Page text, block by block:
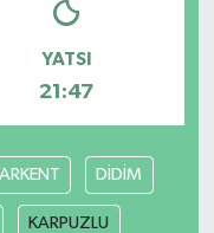
YATSI
21:47
DİDİM
KARPUZLU